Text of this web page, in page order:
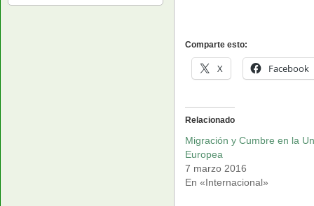
Comparte esto:
X Facebook
Relacionado
Migración y Cumbre en la
Europea
7 marzo 2016
En «Internacional»